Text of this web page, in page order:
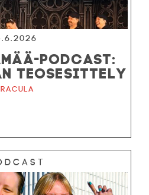
PODCAST:
TEOSESITTELY